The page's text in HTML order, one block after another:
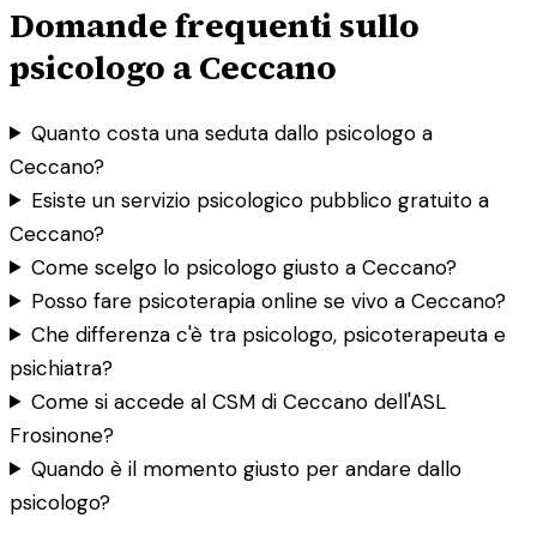
Domande frequenti sullo
psicologo a Ceccano
Quanto costa una seduta dallo psicologo a
Ceccano?
Esiste un servizio psicologico pubblico gratuito a
Ceccano?
Come scelgo lo psicologo giusto a Ceccano?
Posso fare psicoterapia online se vivo a Ceccano?
Che differenza c'è tra psicologo, psicoterapeuta e
psichiatra?
Come si accede al CSM di Ceccano dell'ASL
Frosinone?
Quando è il momento giusto per andare dallo
psicologo?